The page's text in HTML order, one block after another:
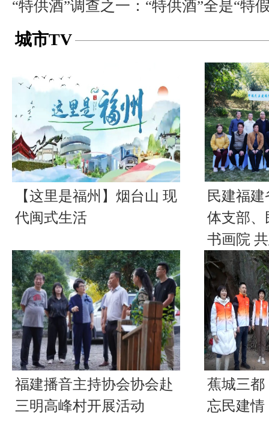
“特供酒”调查之一：“特供酒”全是“特
城市TV
【这里是福州】烟台山 现
代闽式生活
民建福
体支部、
书画院
福建播音主持协会协会赴
三明高峰村开展活动
蕉城三都
忘民建情